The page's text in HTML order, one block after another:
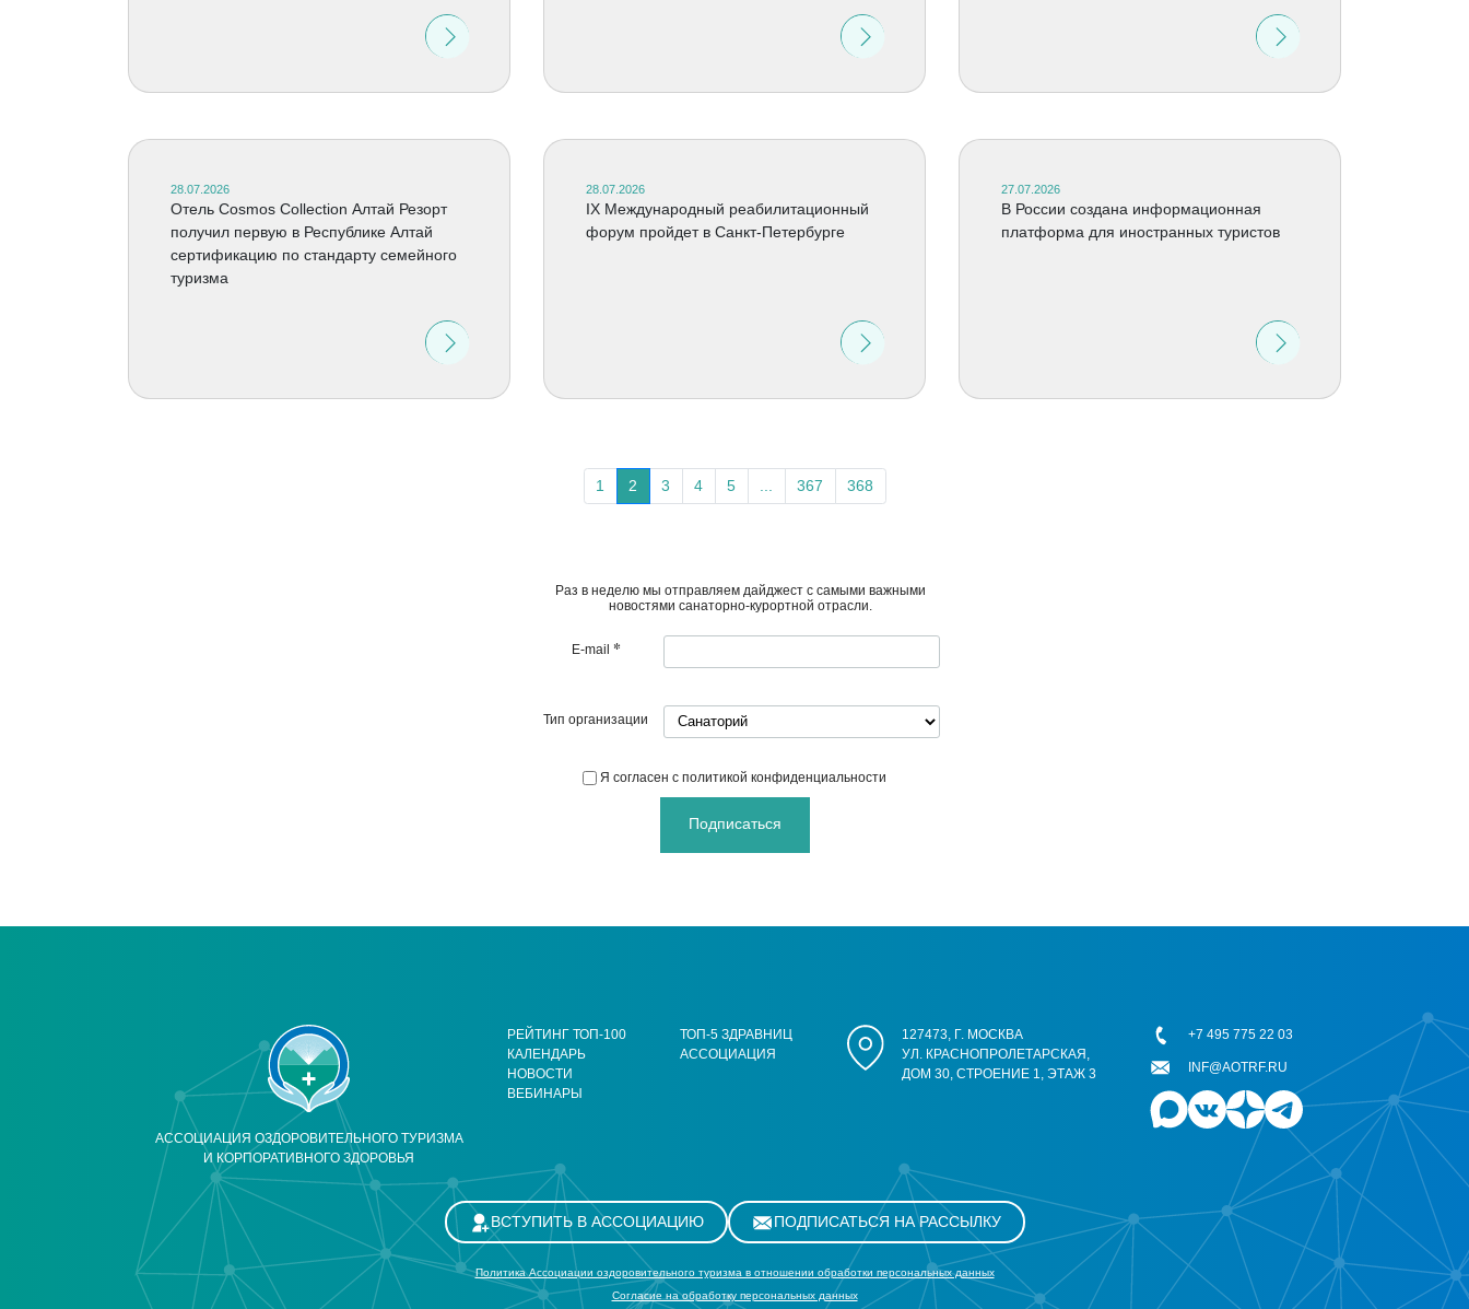
28.07.2026
Отель Cosmos Collection Алтай Резорт
получил первую в Республике Алтай
сертификацию по стандарту семейного
туризма
28.07.2026
IX Международный реабилитационный
форум пройдет в Санкт-Петербурге
27.07.2026
В России создана информационная
платформа для иностранных туристов
1 2 3 4 5 367 368
Раз в неделю мы отправляем дайджест с самыми важными
новостями санаторно-курортной отрасли.
E-mail *
Тип организации
Я согласен с политикой конфиденциальности
Подписаться
АССОЦИАЦИЯ ОЗДОРОВИТЕЛЬНОГО ТУРИЗМА
И КОРПОРАТИВНОГО ЗДОРОВЬЯ
РЕЙТИНГ ТОП-100
КАЛЕНДАРЬ
НОВОСТИ
ВЕБИНАРЫ
ТОП-5 ЗДРАВНИЦ
АССОЦИАЦИЯ
127473, Г. МОСКВА
УЛ. КРАСНОПРОЛЕТАРСКАЯ,
ДОМ 30, СТРОЕНИЕ 1, ЭТАЖ 3
+7 495 775 22 03
INF@AOTRF.RU
ВСТУПИТЬ В АССОЦИАЦИЮ ПОДПИСАТЬСЯ НА РАССЫЛКУ
Политика Ассоциации оздоровительного туризма в отношении обработки персональных данных
Cогласие на обработку персональных данных